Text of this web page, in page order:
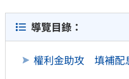
導覽目錄：
權利金助攻 填補配